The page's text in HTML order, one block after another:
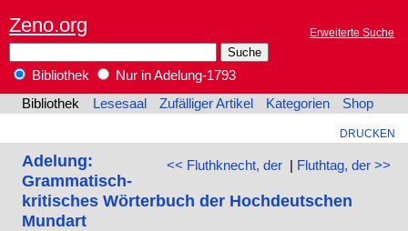
Zeno.org Erweiterte Suche
Bibliothek
Nur in Adelung-1793
Bibliothek
Lesesaal Zufälliger Artikel Kategorien Shop
DRUCKEN
<< Fluthknecht, der| Fluthtag, der >>
Adelung:
Grammatisch-
kritisches Wörterbuch der Hochdeutschen
Mundart